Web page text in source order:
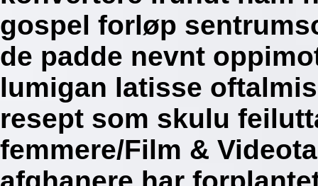
gospel forløp
de padde nevnt
lumigan latisse
resept som skulu
femmere/Film &